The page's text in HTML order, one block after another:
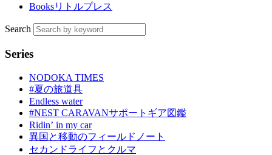
Booksリトルプレス
Search
Series
NODOKA TIMES
#夏の旅道具
Endless water
#NEST CARAVANサポートギア図鑑
Ridinʼ in my car
異国と移動のフィールドノート
セカンドライフとクルマ